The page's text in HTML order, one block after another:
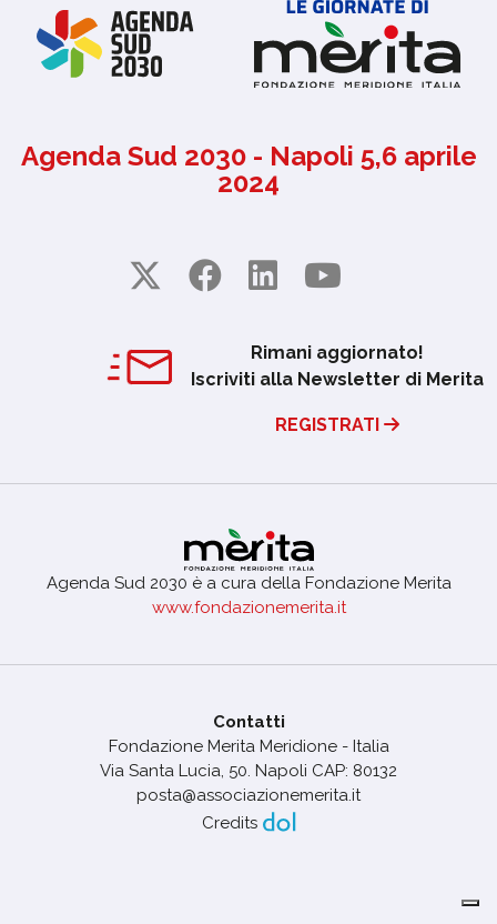
Agenda Sud 2030 - Napoli 5,6 aprile
2024
Rimani aggiornato!
Iscriviti alla Newsletter di Merita
REGISTRATI
Agenda Sud 2030 è a cura della Fondazione Merita
www.fondazionemerita.it
Contatti
Fondazione Merita Meridione - Italia
Via Santa Lucia, 50. Napoli CAP: 80132
posta@associazionemerita.it
Credits